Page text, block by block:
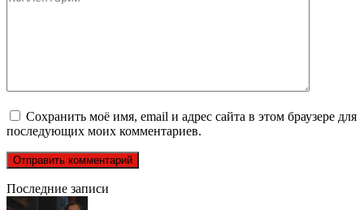
Сохранить моё имя, email и адрес сайта в этом браузере для
последующих моих комментариев.
Последние записи